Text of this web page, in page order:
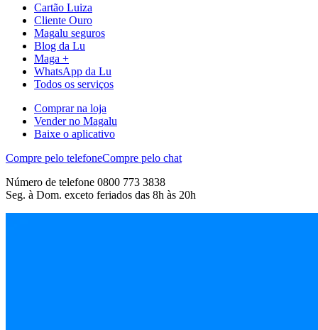
Cartão Luiza
Cliente Ouro
Magalu seguros
Blog da Lu
Maga +
WhatsApp da Lu
Todos os serviços
Comprar na loja
Vender no Magalu
Baixe o aplicativo
Compre pelo telefoneCompre pelo chat
Número de telefone 0800 773 3838
Seg. à Dom. exceto feriados das 8h às 20h